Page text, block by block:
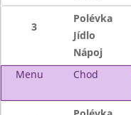
3
Polévka
Jídlo
Nápoj
Menu
Chod